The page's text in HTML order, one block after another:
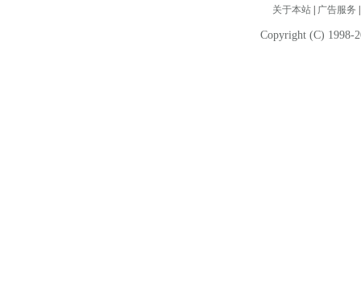
关于本站| 广告服务
Copyright (C) 1998-